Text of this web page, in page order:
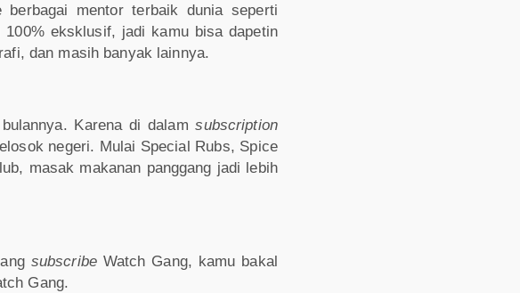
mentor terbaik dunia seperti
eksklusif, jadi kamu bisa dapetin
dan masih banyak lainnya.
Karena di dalamsubscription
negeri. Mulai Special Rubs, Spice
masak makanan panggang jadi lebih
subscribe Watch Gang, kamu bakal
Gang.